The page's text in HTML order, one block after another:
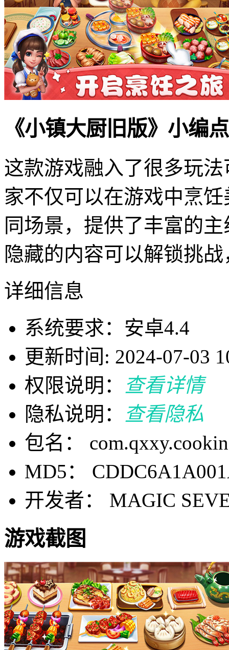
《小镇大厨旧版》小编
这款游戏融入了很多玩
家不仅可以在游戏中烹
同场景，提供了丰富的
隐藏的内容可以解锁挑
详细信息
系统要求：安卓4.4
更新时间: 2024-07-03
权限说明：
查看详情
隐私说明：
查看隐私
包名：
MD5：
开发者： MAGIC
游戏截图